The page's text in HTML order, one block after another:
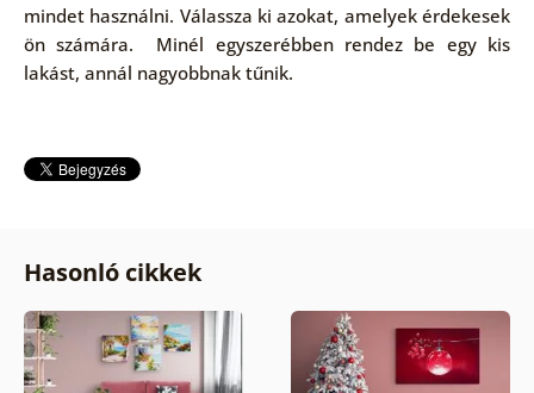
mindet használni. Válassza ki azokat, amelyek érdekesek
ön számára. Minél egyszerébben rendez be egy kis
lakást, annál nagyobbnak tűnik.
Hasonló cikkek